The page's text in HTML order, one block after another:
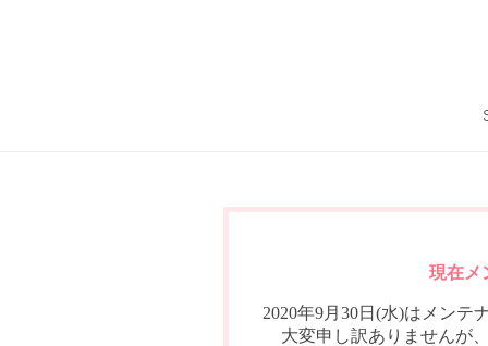
現在メ
2020年9月30日(水)はメンテ
大変申し訳ありませんが